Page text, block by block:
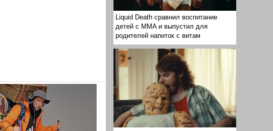
Liquid Death сравнил воспитание
детей с MMA и выпустил для
родителей напиток с витам